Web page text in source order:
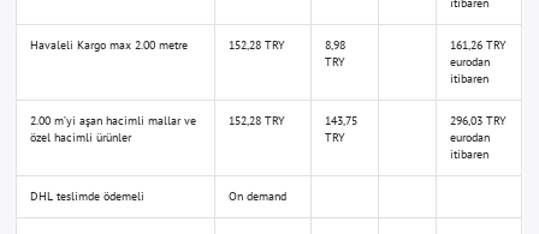
Havaleli Kargo max 2.00 metre 152,28 TRY
8,98
TRY
161,26 TRY
eurodan
itibaren
2.00 m’yi aşan hacimli mallar ve
özel hacimli ürünler
152,28 TRY
143,75
TRY
296,03 TRY
eurodan
itibaren
DHL teslimde ödemeli On demand